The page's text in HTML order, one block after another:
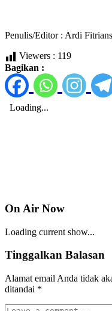
Penulis/Editor : Ardi
Viewers : 119
Bagikan :
On Air Now
Loading current show...
Tinggalkan Balasan
Alamat email Anda tidak
ditandai *